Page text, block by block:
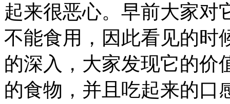
起来很恶心。早前大家对
不能食用，因此看见的时
的深入，大家发现它的价
的食物，‌‌并且吃起来的口